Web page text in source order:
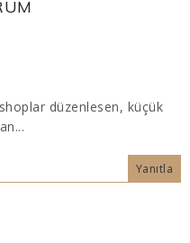
düzenlesen, küçük
Yanıtla